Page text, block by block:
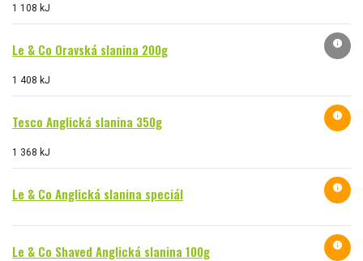
1 108 kJ
Le & Co Oravská slanina 200g
1 408 kJ
info
Tesco Anglická slanina 350g
1 368 kJ
info
Le & Co Anglická slanina speciál info
Le & Co Shaved Anglická slanina 100g info